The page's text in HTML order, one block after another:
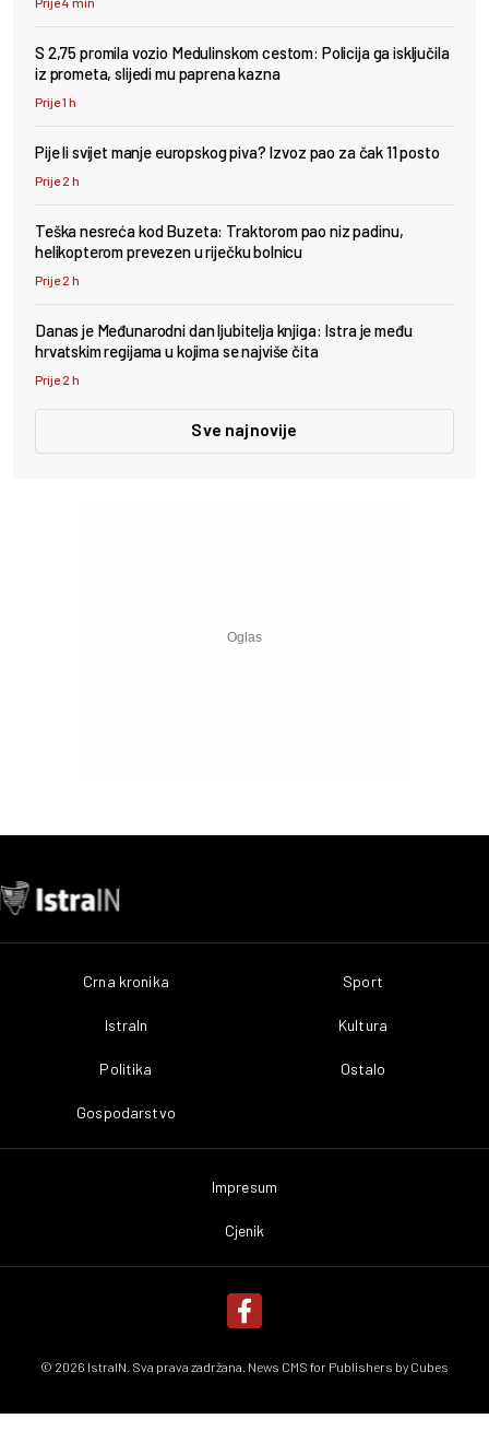
S 2,75 promila vozio Medulinskom cestom: Policija ga isključila
iz prometa, slijedi mu paprena kazna
Prije 1 h
Pije li svijet manje europskog piva? Izvoz pao za čak 11 posto
Prije 2 h
Teška nesreća kod Buzeta: Traktorom pao niz padinu,
helikopterom prevezen u riječku bolnicu
Prije 2 h
Danas je Međunarodni dan ljubitelja knjiga: Istra je među
hrvatskim regijama u kojima se najviše čita
Prije 2 h
Sve najnovije
Crna kronika
IstraIn
Politika
Gospodarstvo
Sport
Kultura
Ostalo
Impresum
Cjenik
© 2026 IstraIN. Sva prava zadržana. News CMS for Publishers by Cubes